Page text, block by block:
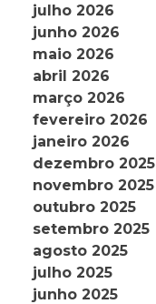
julho 2026
junho 2026
maio 2026
abril 2026
março 2026
fevereiro 2026
janeiro 2026
dezembro 2025
novembro 2025
outubro 2025
setembro 2025
agosto 2025
julho 2025
junho 2025